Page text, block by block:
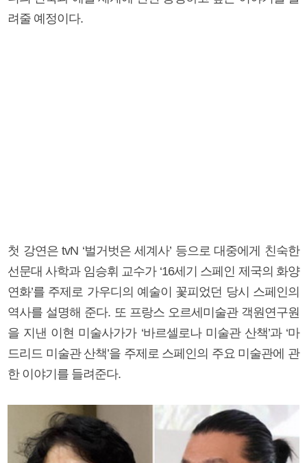
려줄 예정이다.
첫 강연은 tvN ‘벌거벗은 세계사’ 등으로 대중에게 친숙한
선문대 사학과 임승휘 교수가 ‘16세기 스페인 제국의 화양
연화’를 주제로 가우디의 예술이 꽃피었던 당시 스페인의
역사를 설명해 준다. 또 프랑스 오르세미술관 객원연구원
을 지낸 이현 미술사가가 ‘바르셀로나 미술관 산책’과 ‘마
드리드 미술관 산책’을 주제로 스페인의 주요 미술관에 관
한 이야기를 들려준다.